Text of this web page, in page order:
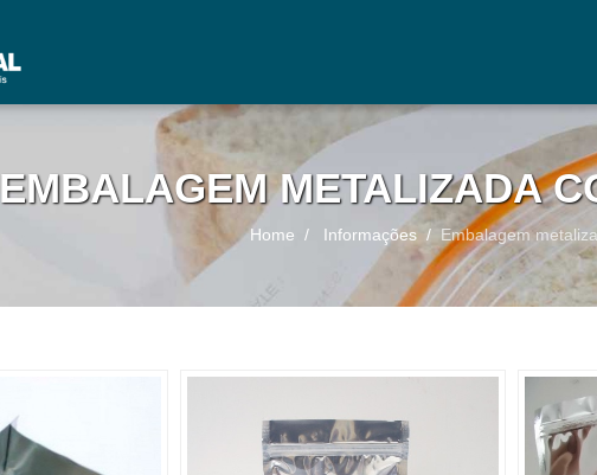
EMBALAGEM METALIZADA
Home Informações Embalagem